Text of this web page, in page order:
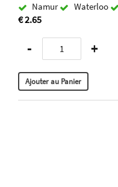
Namur
Waterloo
€ 2.65
- +